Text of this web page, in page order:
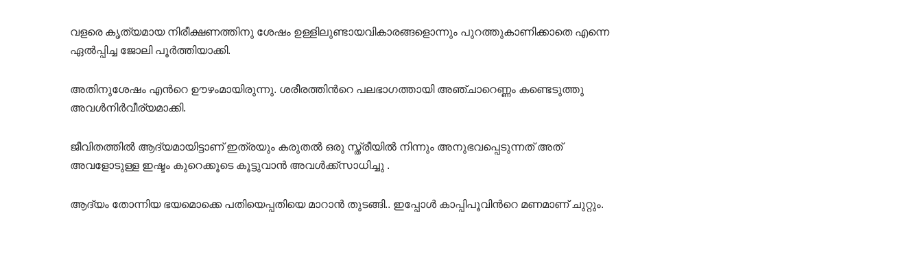
വളരെ കൃത്യമായ നിരീക്ഷണത്തിനു ശേഷം ഉള്ളിലുണ്ടായവികാരങ്ങളൊന്നും പുറത്തുകാണിക്കാതെ എന്നെ
ഏൽപ്പിച്ച ജോലി പൂർത്തിയാക്കി.
അതിനുശേഷം എൻറെ ഊഴംമായിരുന്നു. ശരീരത്തിൻറെ പലഭാഗത്തായി അഞ്ചാറെണ്ണം കണ്ടെടുത്തു
അവൾനിർവീര്യമാക്കി.
ജീവിതത്തിൽ ആദ്യമായിട്ടാണ് ഇത്രയും കരുതൽ ഒരു സ്ത്രീയിൽ നിന്നും അനുഭവപ്പെടുന്നത് അത്
അവളോടുള്ള ഇഷ്ടം കുറെക്കൂടെ കൂട്ടുവാൻ അവൾക്ക്സാധിച്ചു .
ആദ്യം തോന്നിയ ഭയമൊക്കെ പതിയെപ്പതിയെ മാറാൻ തുടങ്ങി.. ഇപ്പോൾ കാപ്പിപൂവിൻറെ മണമാണ് ചുറ്റും.